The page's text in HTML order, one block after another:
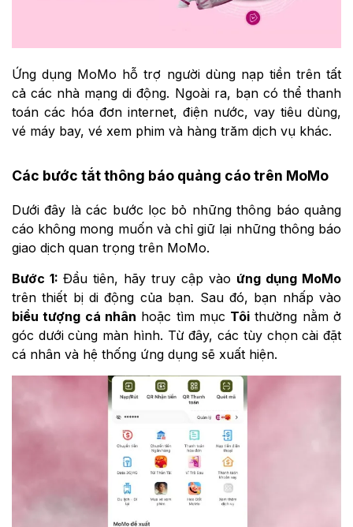
Ứng dụng MoMo hỗ trợ người dùng nạp tiền trên tất
cả các nhà mạng di động. Ngoài ra, bạn có thể thanh
toán các hóa đơn internet, điện nước, vay tiêu dùng,
vé máy bay, vé xem phim và hàng trăm dịch vụ khác.
Các bước tắt thông báo quảng cáo trên MoMo
Dưới đây là các bước lọc bỏ những thông báo quảng
cáo không mong muốn và chỉ giữ lại những thông báo
giao dịch quan trọng trên MoMo.
Bước 1: Đầu tiên, hãy truy cập vào ứng dụng MoMo
trên thiết bị di động của bạn. Sau đó, bạn nhấp vào
biểu tượng cá nhân hoặc tìm mục Tôi thường nằm ở
góc dưới cùng màn hình. Từ đây, các tùy chọn cài đặt
cá nhân và hệ thống ứng dụng sẽ xuất hiện.